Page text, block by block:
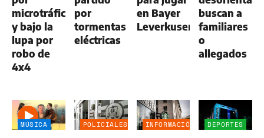
microtráfico
y bajo la
lupa por
robo de
4x4
por
tormentas
eléctricas
en Bayer
Leverkusen
buscan a
familiares
o
allegados
MÚSICA POLICIALES
INFORMACIÓN
DEPORTES